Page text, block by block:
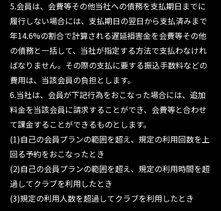
5.会員は、会費等その他当社への債務を支払期日までに
履行しない場合には、支払期日の翌日から支払済みまで
年14.6%の割合で計算される遅延損害金を会費等その他
の債務と一括して、当社が指定する方法で支払わなけれ
ばなりません。その際の支払に要する振込手数料などの
費用は、当該会員の負担とします。
6.当社は、会員が下記行為をおこなった場合には、追加
料金を当該会員に請求することができ、会費等と合わせ
て課金することができるものとします。
(1)自己の会員プランの範囲を超え、規定の利用回数を上
回る予約をおこなったとき
(2)自己の会員プランの範囲を超え、規定の利用時間を超
過してクラブを利用したとき
(3)規定の利用人数を超過してクラブを利用したとき